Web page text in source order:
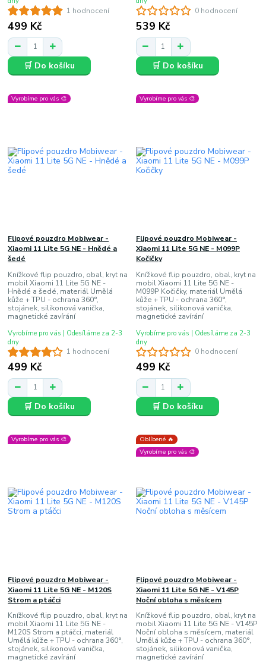
1 hodnocení
499 Kč
🛒 Do košíku
0 hodnocení
539 Kč
🛒 Do košíku
Vyrobíme pro vás 🎨
1 hodnocení
Flipové pouzdro Mobiwear -
Xiaomi 11 Lite 5G NE - Hnědé a
šedé
Knížkové flip pouzdro, obal, kryt na
mobil Xiaomi 11 Lite 5G NE -
Hnědé a šedé, materiál Umělá
kůže + TPU - ochrana 360°,
stojánek, silikonová vanička,
magnetické zavírání
499 Kč
Vyrobíme pro vás | Odesíláme za 2-3
dny
🛒 Do košíku
Vyrobíme pro vás 🎨
0 hodnocení
Flipové pouzdro Mobiwear -
Xiaomi 11 Lite 5G NE - M099P
Kočičky
Knížkové flip pouzdro, obal, kryt na
mobil Xiaomi 11 Lite 5G NE -
M099P Kočičky, materiál Umělá
kůže + TPU - ochrana 360°,
stojánek, silikonová vanička,
magnetické zavírání
499 Kč
Vyrobíme pro vás | Odesíláme za 2-3
dny
🛒 Do košíku
Vyrobíme pro vás 🎨
Flipové pouzdro Mobiwear -
Xiaomi 11 Lite 5G NE - M120S
Strom a ptáčci
Knížkové flip pouzdro, obal, kryt na
mobil Xiaomi 11 Lite 5G NE -
M120S Strom a ptáčci, materiál
Umělá kůže + TPU - ochrana 360°,
stojánek, silikonová vanička,
magnetické zavírání
Oblíbené 🔥
Vyrobíme pro vás 🎨
Flipové pouzdro Mobiwear -
Xiaomi 11 Lite 5G NE - V145P
Noční obloha s měsícem
Knížkové flip pouzdro, obal, kryt na
mobil Xiaomi 11 Lite 5G NE - V145P
Noční obloha s měsícem, materiál
Umělá kůže + TPU - ochrana 360°,
stojánek, silikonová vanička,
magnetické zavírání